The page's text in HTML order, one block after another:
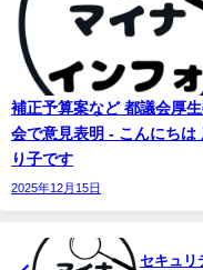
補正予算案など 都議会厚
会で意見表明 - こんにちは
り子です
2025年12月15日
セキュリ